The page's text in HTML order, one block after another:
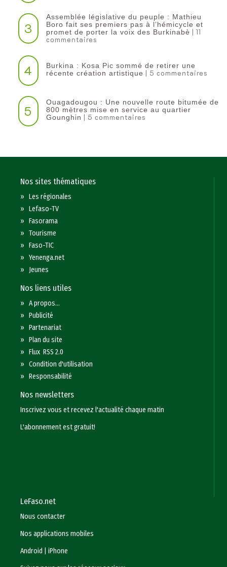
3
Assemblée législative du peuple : Mathieu
Boro fait ses premiers pas à l’hémicycle et
promet de porter la voix des Burkinabè | 11
commentaires
4
Burkina : Kosa Pic sommé de retirer une
récente création artistique | 5 commentaires
5
Ouagadougou : Une nouvelle route bitumée de
800 mètres mise en service au quartier
Gounghin | 5 commentaires
Nos sites thématiques
»Les régionales
»Lefaso-TV
»Fasorama
»Tourisme
»Faso-TIC
»Yenenga.net
» Jeunes
Nos liens utiles
»A propos...
»Publicité
»Partenariat
»Plan du site
»Flux RSS 2.0
»Condition d'utilisation
»Responsabilité
Nos newsletters
Inscrivez vous et recevez l'actualité chaque matin
L'abonnement est gratuit!
LeFaso.net
Nous contacter
Nos applications mobiles
Android
|iPhone